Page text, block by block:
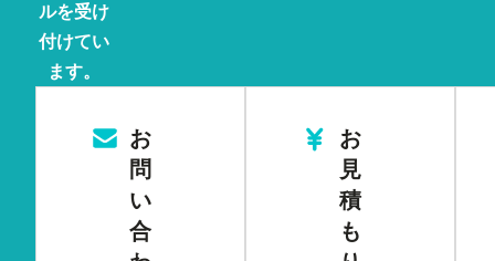
ルを受け
付けてい
ます。
お
問
い
合
お
見
積
も